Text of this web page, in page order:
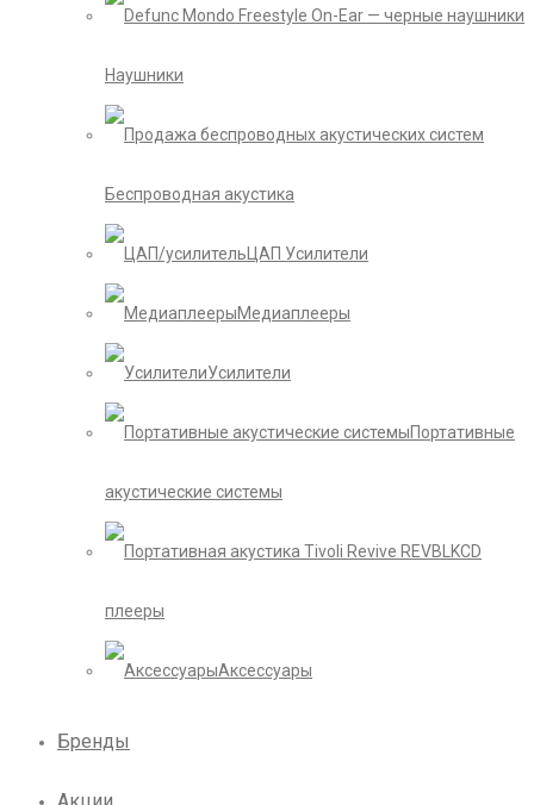
Наушники
Беспроводная акустика
ЦАП Усилители
Медиаплееры
Усилители
Портативные
акустические системы
CD
плееры
Аксессуары
Бренды